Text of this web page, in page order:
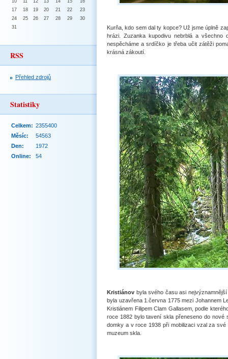
Kurňa, kdo sem dal ty kopce? Už jsme úplně
hrázi. Zuzanka kupodivu nebrblá a všechno
nespěcháme a srdíčko je třeba učit zátěži
krásná zákoutí.
Kristiánov byla svého času asi
byla uzavřena 1.června 1775 mezi Johannem
Kristiánem Filipem Clam Gallasem, podle
roce 1882 bylo tavení skla přeneseno do
domky a v roce 1938 při mobilizaci vzal za
muzeum skla.
10
11 12 13 14 15
16
17
18 19 20 21 22
23
24
25 26 27 28 29
30
31
RSS
Přehled zdrojů
Statistiky
Online: 54
Celkem: 2355400
Měsíc:
54563
Den:
1972